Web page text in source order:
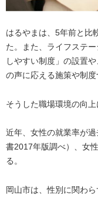
はるやまは、5年前と比
た。また、ライフステ
しやすい制度」の設置
の声に応える施策や制度
そうした職場環境の向
近年、女性の就業率が
書2017年版調べ）、女
る。
岡山市は、性別に関わ